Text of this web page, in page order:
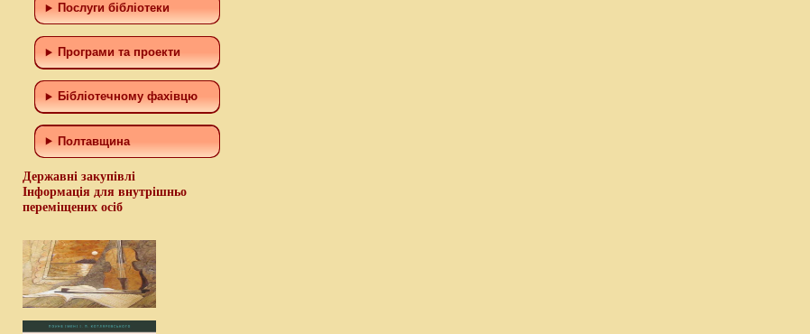
Послуги бібліотеки
Програми та проекти
Бiблiотечному фахiвцю
Полтавщина
Державні закупівлі
Інформація для внутрішньо
переміщених осіб